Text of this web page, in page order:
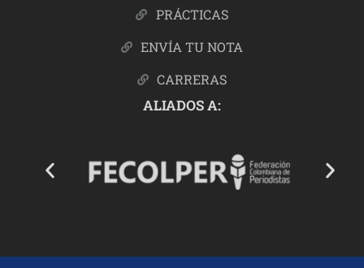
PRÁCTICAS
ENVÍA TU NOTA
CARRERAS
ALIADOS A: